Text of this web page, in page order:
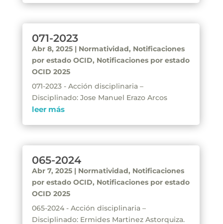
071-2023
Abr 8, 2025| Normatividad, Notificaciones
por estado OCID, Notificaciones por estado
OCID 2025
071-2023 - Acción disciplinaria –
Disciplinado: Jose Manuel Erazo Arcos
leer más
065-2024
Abr 7, 2025| Normatividad, Notificaciones
por estado OCID, Notificaciones por estado
OCID 2025
065-2024 - Acción disciplinaria –
Disciplinado: Ermides Martinez Astorquiza.